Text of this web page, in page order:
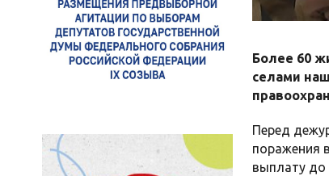
Более 60
селами
Перед
поражения
выплату до